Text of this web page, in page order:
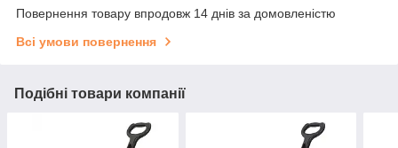
Повернення товару впродовж 14 днів за домовленістю
Всі умови повернення
Подібні товари компанії